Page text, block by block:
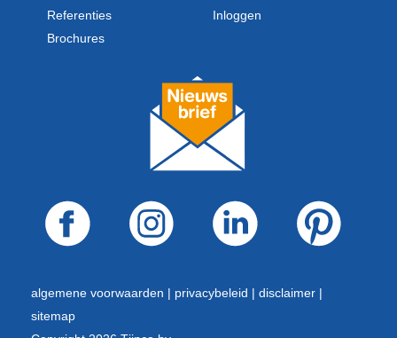
Referenties
Brochures
Inloggen
algemene voorwaarden | privacybeleid | disclaimer |
sitemap